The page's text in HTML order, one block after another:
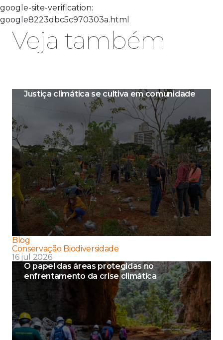
google-site-verification:
google8223dbc5c970303a.html
Veja também
Justiça climática se cultiva em comunidade
Blog
Conservação Biodiversidade
16 jul 2026
O papel das áreas protegidas no
enfrentamento da crise climática